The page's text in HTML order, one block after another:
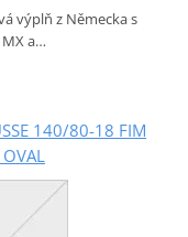
výplň z Německa s
a…
140/80-18 FIM